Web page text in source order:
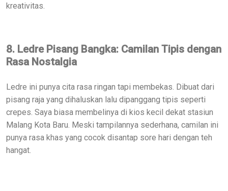
kreativitas.
8. Ledre Pisang Bangka: Camilan Tipis dengan
Rasa Nostalgia
Ledre ini punya cita rasa ringan tapi membekas. Dibuat dari
pisang raja yang dihaluskan lalu dipanggang tipis seperti
crepes. Saya biasa membelinya di kios kecil dekat stasiun
Malang Kota Baru. Meski tampilannya sederhana, camilan ini
punya rasa khas yang cocok disantap sore hari dengan teh
hangat.